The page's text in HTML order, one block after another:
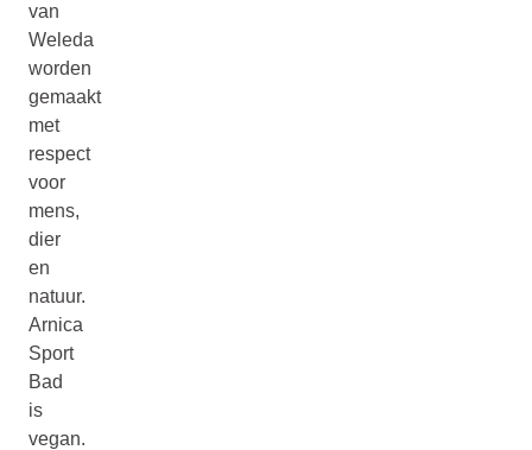
van
Weleda
worden
gemaakt
met
respect
voor
mens,
dier
en
natuur.
Arnica
Sport
Bad
is
vegan.